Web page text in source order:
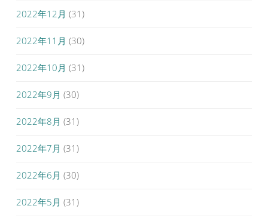
2022年12月 (31)
2022年11月 (30)
2022年10月 (31)
2022年9月 (30)
2022年8月 (31)
2022年7月 (31)
2022年6月 (30)
2022年5月 (31)